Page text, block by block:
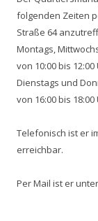
folgenden Zeiten
Straße 64
Montags,
von 10:00 bis 12:00
Dienstags und
von 16:00 bis 18:00
Telefonisch ist er
erreichbar.
Per Mail ist er